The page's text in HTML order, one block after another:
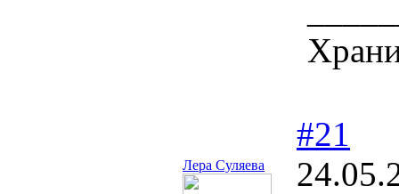
Лера Суляева
#21